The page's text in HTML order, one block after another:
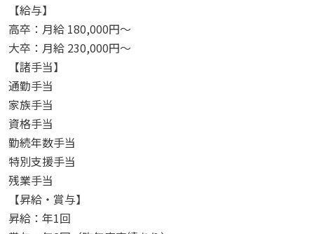
【給与】
高卒：月給 180,000円〜
大卒：月給 230,000円〜
【諸手当】
通勤手当
家族手当
資格手当
勤続年数手当
特別支援手当
残業手当
【昇給・賞与】
昇給：年1回